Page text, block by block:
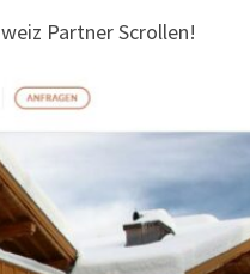
Partner Scrollen!